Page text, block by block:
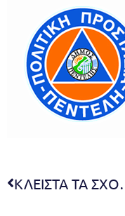
ΚΛΕΙΣΤΑ ΤΑ